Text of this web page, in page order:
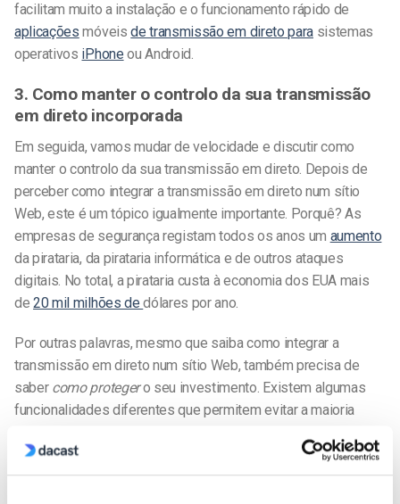
facilitam muito a instalação e o funcionamento rápido de
aplicações móveisde transmissão em direto para sistemas
operativos iPhone ou Android.
3. Como manter o controlo da sua transmissão
em direto incorporada
Em seguida, vamos mudar de velocidade e discutir como
manter o controlo da sua transmissão em direto. Depois de
perceber como integrar a transmissão em direto num sítio
Web, este é um tópico igualmente importante. Porquê? As
empresas de segurança registam todos os anos um aumento
da pirataria, da pirataria informática e de outros ataques
digitais. No total, a pirataria custa à economia dos EUA mais
de20 mil milhões dedólares por ano.
Por outras palavras, mesmo que saiba como integrar a
transmissão em direto num sítio Web, também precisa de
saber como protegero seu investimento. Existem algumas
funcionalidades diferentes que permitem evitar a maioria
Secursos de segurança e privacidade